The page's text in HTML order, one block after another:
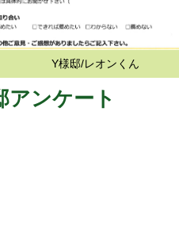
Y様邸/レオンくん
アンケート